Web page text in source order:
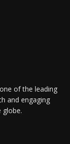
of the leading
and engaging
globe.